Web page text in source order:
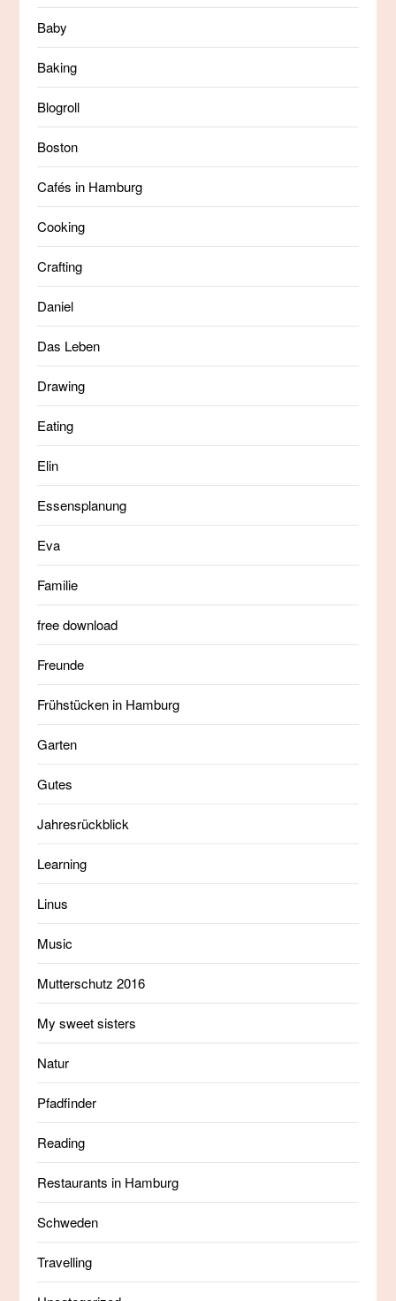
Baby
Baking
Blogroll
Boston
Cafés in Hamburg
Cooking
Crafting
Daniel
Das Leben
Drawing
Eating
Elin
Essensplanung
Eva
Familie
free download
Freunde
Frühstücken in Hamburg
Garten
Gutes
Jahresrückblick
Learning
Linus
Music
Mutterschutz 2016
My sweet sisters
Natur
Pfadfinder
Reading
Restaurants in Hamburg
Schweden
Travelling